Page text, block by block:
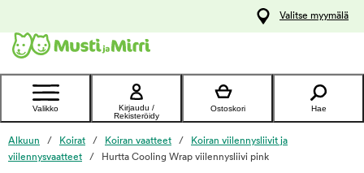
Ota yhteyttä
asiakaspalveluun
Valitse myymälä
Valikko
Kirjaudu /
Rekisteröidy
Ostoskori Hae
Alkuun Koirat Koiran vaatteet
Koiran viilennysliivit ja
viilennysvaatteet
Hurtta Cooling Wrap viilennysliivi pink